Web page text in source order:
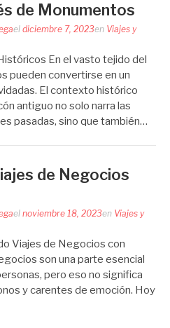
de Monumentos
el diciembre 7, 2023en Viajes y
En el vasto tejido del
pueden convertirse en un
El contexto histórico
antiguo no solo narra las
pasadas, sino que también…
de Negocios
el noviembre 18, 2023en Viajes y
Viajes de Negocios con
son una parte esencial
pero eso no significa
y carentes de emoción. Hoy